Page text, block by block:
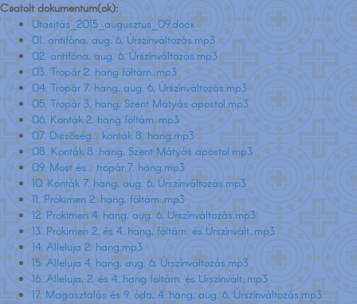
Csatolt dokumentum(ok):
Utasitás_2015_augusztus_09.docx
01. antifóna, aug. 6, Úrszínváltozás.mp3
02. antifóna, aug. 6, Úrszínváltozás.mp3
03. Tropár 2. hang föltám..mp3
04. Tropár 7. hang, aug. 6, Úrszínváltozás.mp3
05. Tropár 3. hang, Szent Mátyás apostol.mp3
06. Konták 2. hang föltám..mp3
07. Dicsőség... konták 8. hang.mp3
08. Konták 8. hang, Szent Mátyás apostol.mp3
09. Most és... tropár 7. hang.mp3
10. Konták 7. hang, aug. 6, Úrszínváltozás.mp3
11. Prokimen 2. hang, föltám..mp3
12. Prokimen 4. hang, aug. 6, Úrszínváltozás.mp3
13. Prokimen 2. és 4. hang, föltám. és Úrszínvált..mp3
14. Alleluja 2. hang.mp3
15. Alleluja 4. hang, aug. 6, Úrszínváltozás.mp3
16. Alleluja, 2. és 4. hang föltám. és Úrszínvált..mp3
17. Magasztalás és 9. óda, 4. hang, aug. 6, Úrszínváltozás.mp3